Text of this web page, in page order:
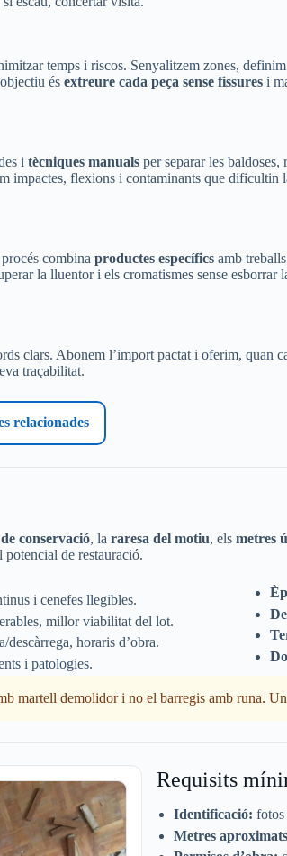
temps i riscos. Senyalitzem zones,
és extreure cada peça sense fissures i
i tècniques manuals per separar les baldoses,
impactes, flexions i contaminants que dificultin
combina productes específics amb treballs
la lluentor i els cromatismes sense esborrar
clars. Abonem l’import pactat i oferim, quan
traçabilitat.
relacionades
conservació, la raresa del motiu, els metres
potencial de restauració.
i cenefes llegibles.
millor viabilitat del lot.
descàrrega, horaris d’obra.
i patologies.
martell demolidor i no el barregis amb runa.
Requisits
Identificació: fotos
Metres